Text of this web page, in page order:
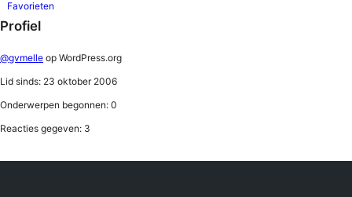
Favorieten
Profiel
@gvmelle op WordPress.org
Lid sinds: 23 oktober 2006
Onderwerpen begonnen: 0
Reacties gegeven: 3